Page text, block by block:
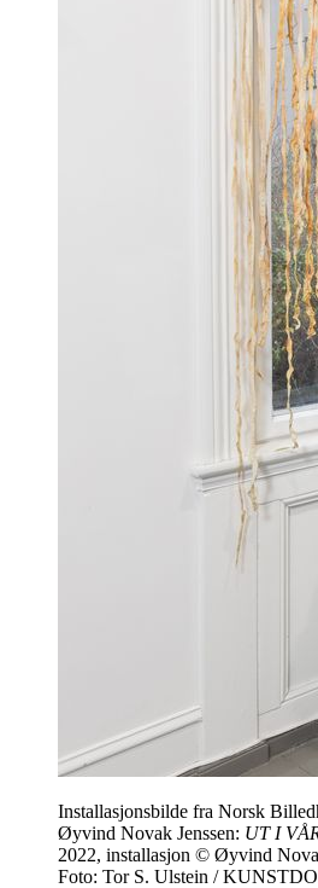
Installasjonsbilde fra Norsk
Øyvind Novak Jenssen: UT I
2022, installasjon © Øyvind
Foto: Tor S. Ulstein /